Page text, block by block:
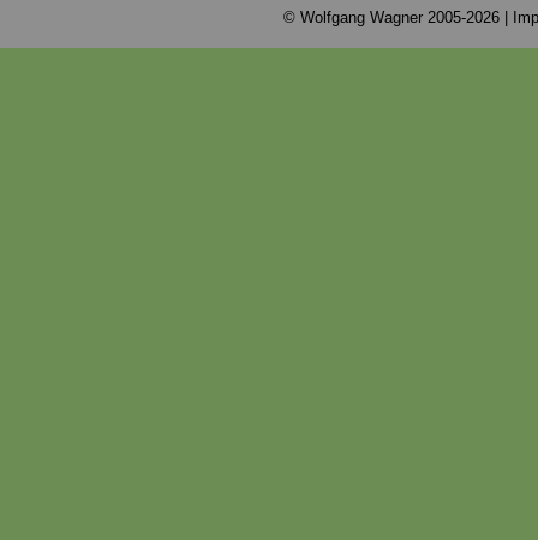
© Wolfgang Wagner 2005-2026 |